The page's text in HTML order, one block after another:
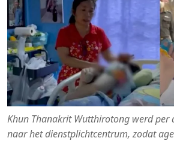
Khun Thanakrit Wutthirotong werd per
naar het dienstplichtcentrum, zodat